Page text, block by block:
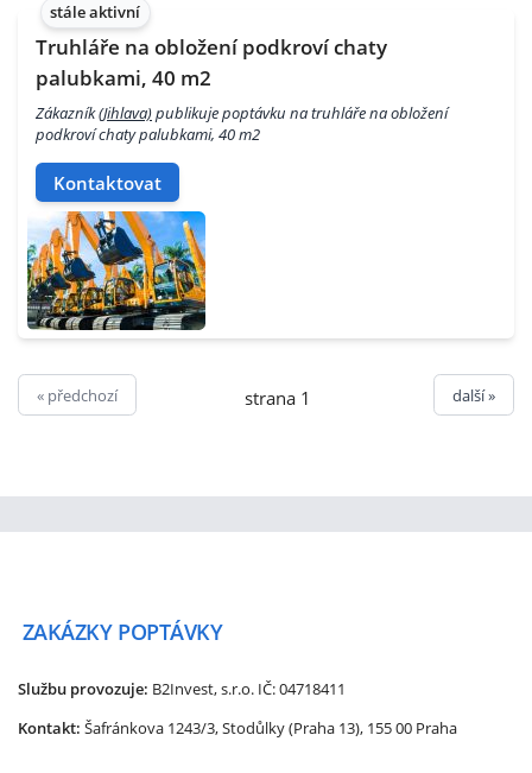
stále aktivní
Truhláře na obložení podkroví chaty
palubkami, 40 m2
Zákazník(Jihlava)publikuje poptávku na truhláře na obložení
podkroví chaty palubkami, 40 m2
Kontaktovat
« předchozí strana 1 další »
ZAKÁZKY POPTÁVKY
Službu provozuje: B2Invest, s.r.o. IČ: 04718411
Kontakt: Šafránkova 1243/3, Stodůlky (Praha 13), 155 00 Praha